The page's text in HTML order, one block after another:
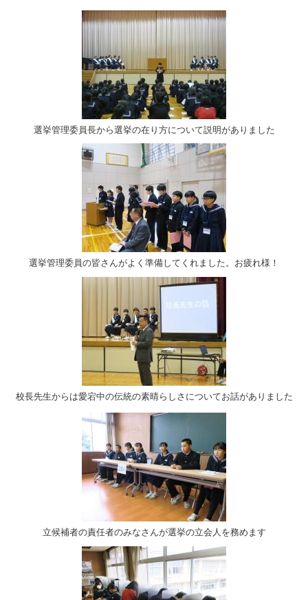
選挙管理委員長から選挙の在り方について説明がありました
選挙管理委員の皆さんがよく準備してくれました。お疲れ様！
校長先生からは愛宕中の伝統の素晴らしさについてお話がありました
立候補者の責任者のみなさんが選挙の立会人を務めます